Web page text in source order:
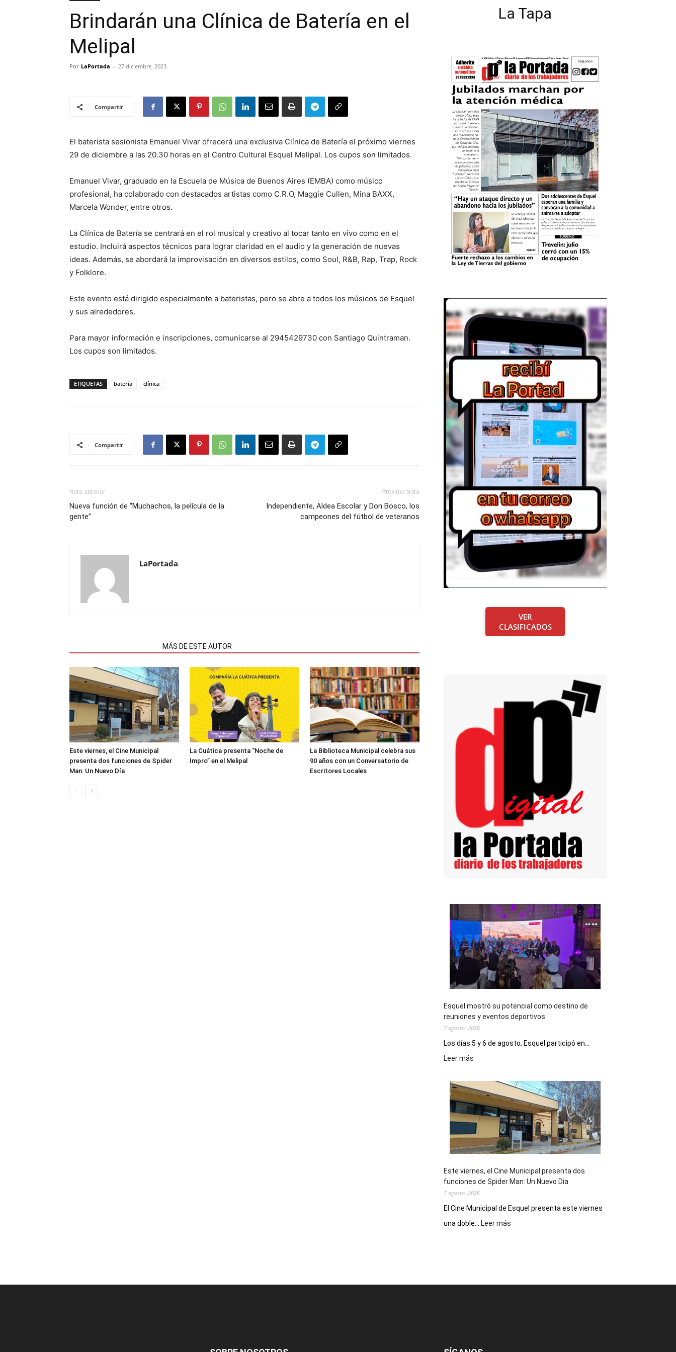
Brindarán una Clínica de Batería en el
Melipal
Por LaPortada - 27 diciembre, 2023
Compartir
El baterista sesionista Emanuel Vivar ofrecerá una exclusiva Clínica de Batería el próximo viernes
29 de diciembre a las 20.30 horas en el Centro Cultural Esquel Melipal. Los cupos son limitados.
Emanuel Vivar, graduado en la Escuela de Música de Buenos Aires (EMBA) como músico
profesional, ha colaborado con destacados artistas como C.R.O, Maggie Cullen, Mina BAXX,
Marcela Wonder, entre otros.
La Clínica de Batería se centrará en el rol musical y creativo al tocar tanto en vivo como en el
estudio. Incluirá aspectos técnicos para lograr claridad en el audio y la generación de nuevas
ideas. Además, se abordará la improvisación en diversos estilos, como Soul, R&B, Rap, Trap, Rock
y Folklore.
Este evento está dirigido especialmente a bateristas, pero se abre a todos los músicos de Esquel
y sus alrededores.
Para mayor información e inscripciones, comunicarse al 2945429730 con Santiago Quintraman.
Los cupos son limitados.
ETIQUETAS batería clínica
Compartir
Nota anterior
Nueva función de “Muchachos, la película de la
gente”
Próxima Nota
Independiente, Aldea Escolar y Don Bosco, los
campeones del fútbol de veteranos
LaPortada
MÁS DE ESTE AUTOR
Este viernes, el Cine Municipal
presenta dos funciones de Spider
Man: Un Nuevo Día
La Cuática presenta “Noche de
Impro” en el Melipal
La Biblioteca Municipal celebra sus
90 años con un Conversatorio de
Escritores Locales
La Tapa
VER
CLASIFICADOS
Esquel mostró su potencial como destino de
reuniones y eventos deportivos
7 agosto, 2026
Los días 5 y 6 de agosto, Esquel participó en...
Leer más
su
potencial
como
destino
de
reuniones
y
deportivos
Este viernes, el Cine Municipal presenta dos
funciones de Spider Man: Un Nuevo Día
7 agosto, 2026
El Cine Municipal de Esquel presenta este viernes
una doble...
Leer más
presenta